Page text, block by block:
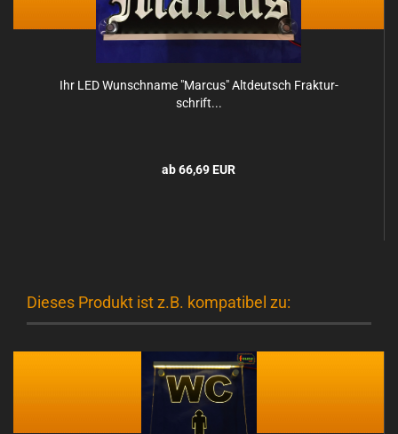
Ihr LED Wunsch­na­me "Mar­cus" Alt­deutsch Frak­tur­
schrift...
ab 66,69 EUR
Dieses Produkt ist z.B. kompatibel zu: